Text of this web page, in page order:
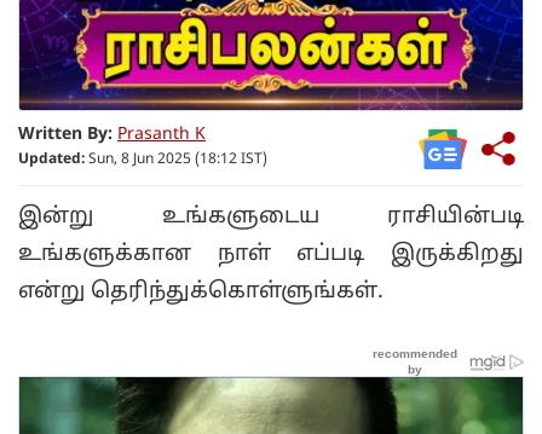
Written By: Prasanth K
Updated: Sun, 8 Jun 2025 (18:12 IST)
இன்று உங்களுடைய ராசியின்படி
உங்களுக்கான நாள் எப்படி இருக்கிறது
என்று தெரிந்துக்கொள்ளுங்கள்.